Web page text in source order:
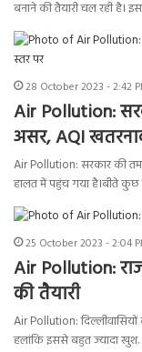
बनाने की तैयारी चल रही है।
28 October 2023 - 2:42
Air Pollution:
असर, AQI
Air Pollution: सरकार की
हालत में पहुंच गया है।बीते कुछ
25 October 2023 - 2:04
Air Pollution:
की तैयारी
Air Pollution: दिल्लीवासियों
हलांकि इससे बहुत ज्यादा